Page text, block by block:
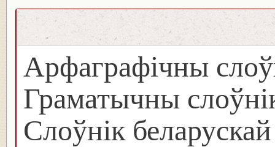
Арфаграфічны
Граматычны
Слоўнік